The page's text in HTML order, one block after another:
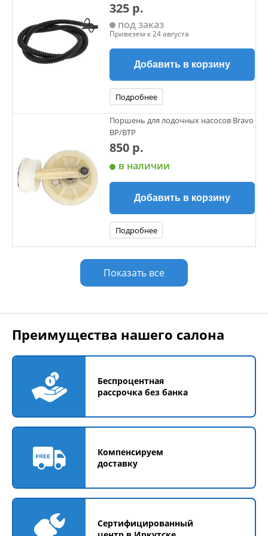
325 р.
под заказ
Привезем к 24 августа
Добавить в корзину
Подробнее
Поршень для лодочных насосов Bravo
ВР/ВТР
850 р.
в наличии
Добавить в корзину
Подробнее
Показать все
Преимущества нашего салона
Беспроцентная
рассрочка без банка
Компенсируем
доставку
Сертифицированный